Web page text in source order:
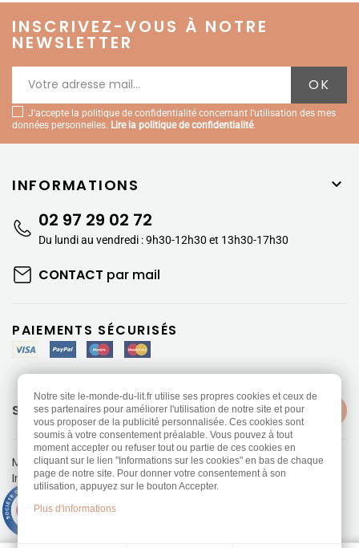
INSCRIVEZ-VOUS À NOTRE
NEWSLETTER
J'accepte la politique de confidentialité concernant l'utilisation des mes
données personnelles. Lire la politique de confidentialité.
INFORMATIONS 
02 97 29 02 72
Du lundi au vendredi : 9h30-12h30 et 13h30-17h30
CONTACT par mail
PAIEMENTS SÉCURISÉS
SUIVEZ-NOUS
Mentions légales-Politique de confidentialité
Information sur les Cookies-CGV
Réalisation Dream me up
Notre site le-monde-du-lit.fr utilise ses propres cookies et ceux de
ses partenaires pour améliorer l'utilisation de notre site et pour
vous proposer de la publicité personnalisée. Ces cookies sont
soumis à votre consentement préalable. Vous pouvez à tout
moment accepter ou refuser tout ou partie de ces cookies en
cliquant sur le lien "Informations sur les cookies" en bas de chaque
page de notre site. Pour donner votre consentement à son
utilisation, appuyez sur le bouton Accepter.
Plus d'informations
/10